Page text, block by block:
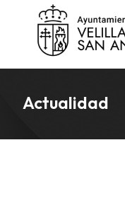
Actualidad